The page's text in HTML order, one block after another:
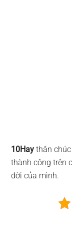
10Hay thân
thành công trên
đời của mình.